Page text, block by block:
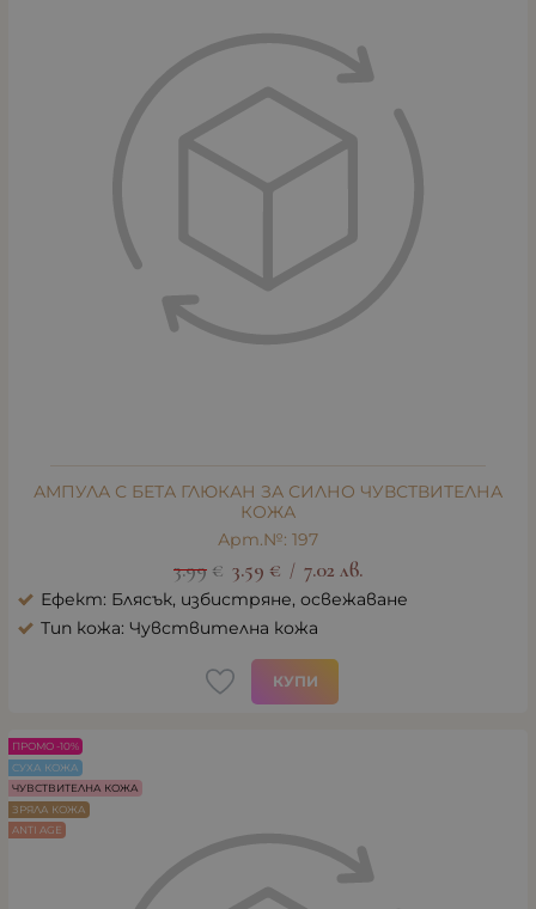
АМПУЛА С БЕТА ГЛЮКАН ЗА СИЛНО ЧУВСТВИТЕЛНА
КОЖА
Арт.№: 197
3.99 € 3.59 € / 7.02 лв.
Ефект: Блясък, избистряне, освежаване
Тип кожа: Чувствителна кожа
КУПИ
ПРОМО -10%
СУХА КОЖА
ЧУВСТВИТЕЛНА КОЖА
ЗРЯЛА КОЖА
ANTI AGE